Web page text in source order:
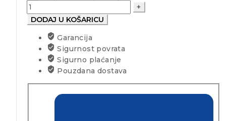
DODAJ U KOŠARICU
Garancija
Sigurnost povrata
Sigurno plaćanje
Pouzdana dostava